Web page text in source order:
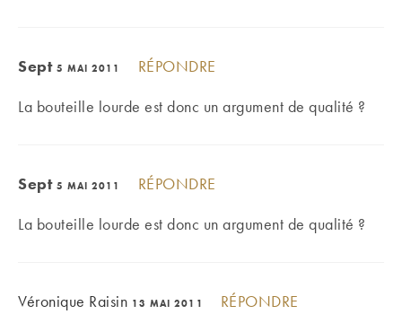
Sept 5 MAI 2011
RÉPONDRE
La bouteille lourde est donc un argument de qualité ?
Sept 5 MAI 2011
RÉPONDRE
La bouteille lourde est donc un argument de qualité ?
Véronique Raisin 13 MAI 2011
RÉPONDRE